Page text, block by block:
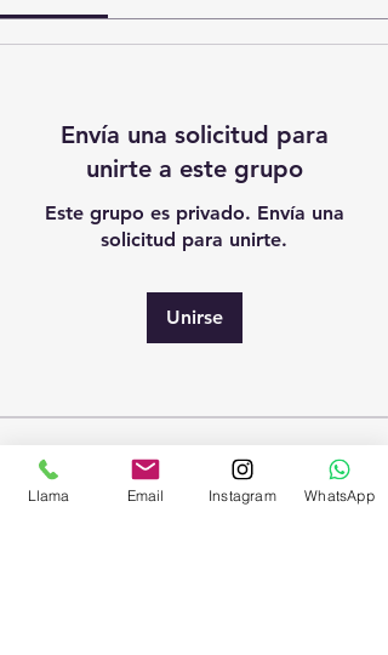
Envía una solicitud para
unirte a este grupo
Este grupo es privado. Envía una
solicitud para unirte.
Unirse
Acerca de
¡Te damos la bienvenida al grupo!
Puedes conectarte con otro
Llama Email Instagram WhatsApp